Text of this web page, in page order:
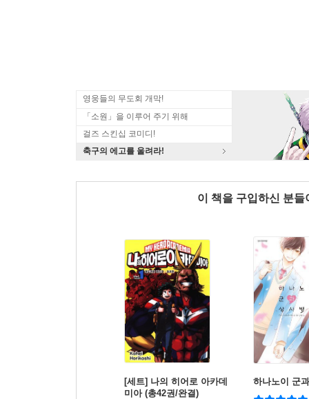
영웅들의 무도회 개막!
「소원」을 이루어 주기 위해
걸즈 스킨십 코미디!
축구의 에고를 울려라!
이 책을 구입하신 분
[세트] 나의 히어로 아카데
미아 (총42권/완결)
하나노이 군